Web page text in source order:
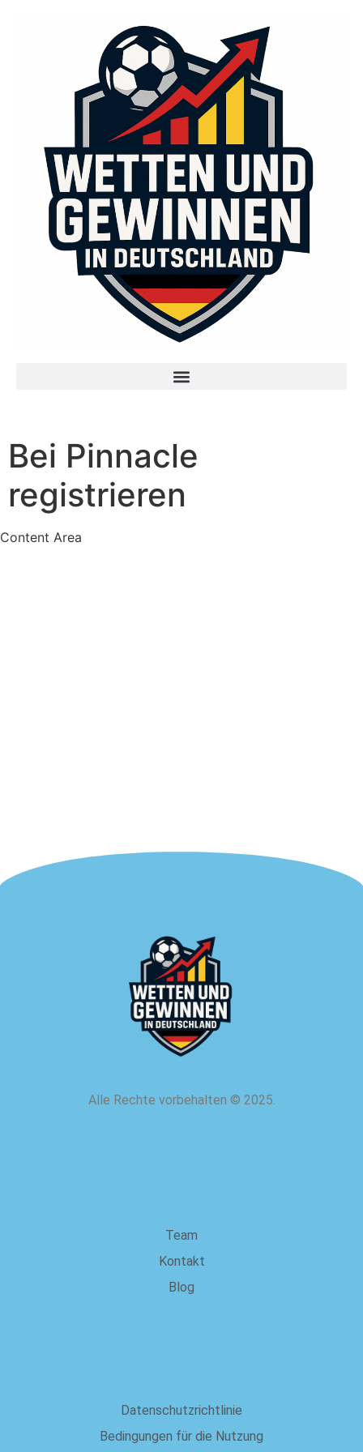
Bei Pinnacle
registrieren
Content Area
Alle Rechte vorbehalten © 2025.
Team
Kontakt
Blog
Datenschutzrichtlinie
Bedingungen für die Nutzung